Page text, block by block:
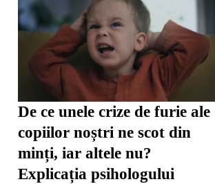
De ce unele crize de furie ale
copiilor noștri ne scot din
minți, iar altele nu?
Explicația psihologului